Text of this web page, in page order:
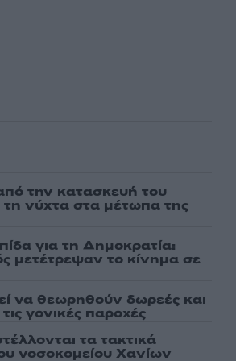
την κατασκευή του
τη νύχτα στα μέτωπα της
για τη Δημοκρατία:
μετέτρεψαν το κίνημα σε
να θεωρηθούν δωρεές και
γονικές παροχές
τα τακτικά
νοσοκομείου Χανίων